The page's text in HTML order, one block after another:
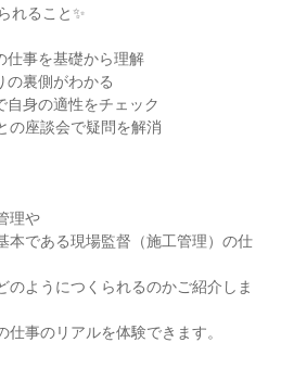
れること✨
仕事を基礎から理解
の裏側がわかる
自身の適性をチェック
の座談会で疑問を解消
理や
本である現場監督（施工管理）の仕
のようにつくられるのかご紹介しま
事のリアルを体験できます。